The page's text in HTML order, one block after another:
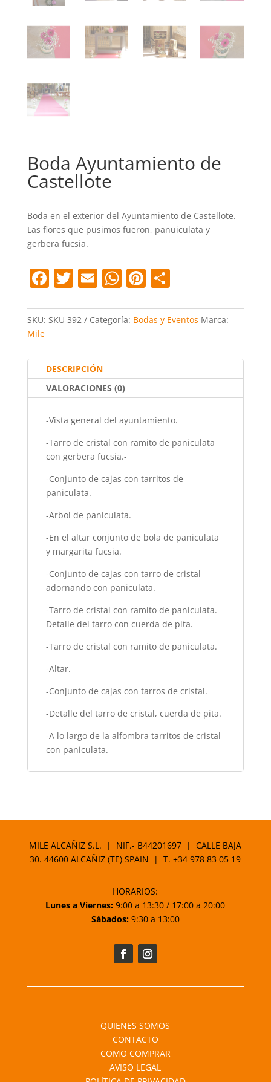
Boda Ayuntamiento de
Castellote
Boda en el exterior del Ayuntamiento de Castellote.
Las flores que pusimos fueron, panuiculata y
gerbera fucsia.
F
c
b
o
o
k
T
itt
E
ai
W
at
A
p
p
Pi
er
st
C
m
ar
tir
SKU: SKU 392 Categoría: Bodas y Eventos Marca:
Mile
DESCRIPCIÓN
VALORACIONES (0)
-Vista general del ayuntamiento.
-Tarro de cristal con ramito de paniculata
con gerbera fucsia.-
-Conjunto de cajas con tarritos de
paniculata.
-Arbol de paniculata.
-En el altar conjunto de bola de paniculata
y margarita fucsia.
-Conjunto de cajas con tarro de cristal
adornando con paniculata.
-Tarro de cristal con ramito de paniculata.
Detalle del tarro con cuerda de pita.
-Tarro de cristal con ramito de paniculata.
-Altar.
-Conjunto de cajas con tarros de cristal.
-Detalle del tarro de cristal, cuerda de pita.
-A lo largo de la alfombra tarritos de cristal
con paniculata.
MILE ALCAÑIZ S.L. | NIF.- B44201697 | CALLE BAJA
30. 44600 ALCAÑIZ (TE) SPAIN | T.+34 978 83 05 19
HORARIOS:
Lunes a Viernes: 9:00 a 13:30 / 17:00 a 20:00
Sábados:9:30 a 13:00
QUIENES SOMOS
CONTACTO
COMO COMPRAR
AVISO LEGAL